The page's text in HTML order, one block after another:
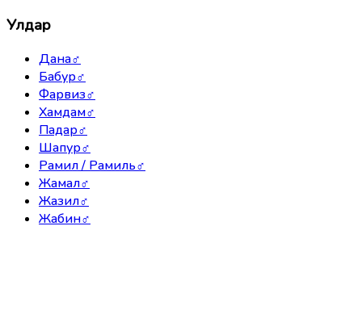
Улдар
Дана♂
Бабур♂
Фарвиз♂
Хамдам♂
Падар♂
Шапур♂
Рамил / Рамиль♂
Жамал♂
Жазил♂
Жабин♂